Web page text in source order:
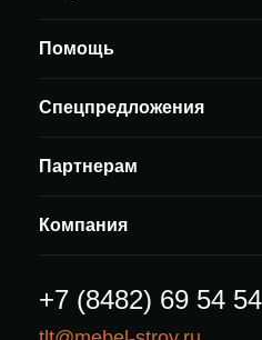
Помощь
Спецпредложения
Партнерам
Компания
+7 (8482) 69 54 54